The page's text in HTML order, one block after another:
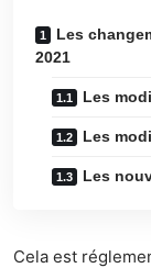
Les
2021
Les
Les
Les
Cela est